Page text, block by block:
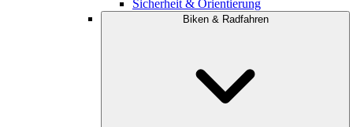
Sicherheit & Orientierung
Biken & Radfahren